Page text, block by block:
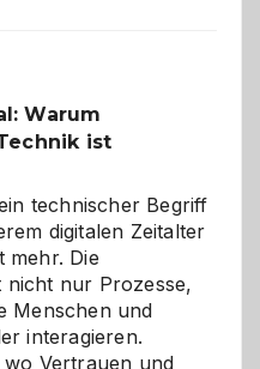
Warum
ist
technischer Begriff
digitalen Zeitalter
mehr. Die
nicht nur Prozesse,
Menschen und
interagieren.
Vertrauen und